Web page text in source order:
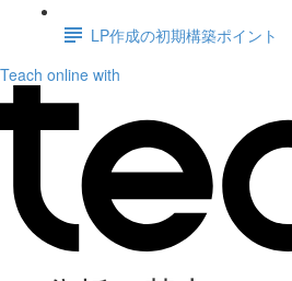
LP作成の初期構築ポイント
Teach online with